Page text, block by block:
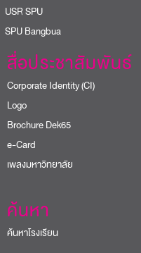
SPU
Bangbua
สื่อประชาสัมพันธ์
Corporate Identity (CI)
Logo
Brochure Dek65
e-Card
เพลงมหาวิทยาลัย
ค้นหา
ค้นหาโรงเรียน